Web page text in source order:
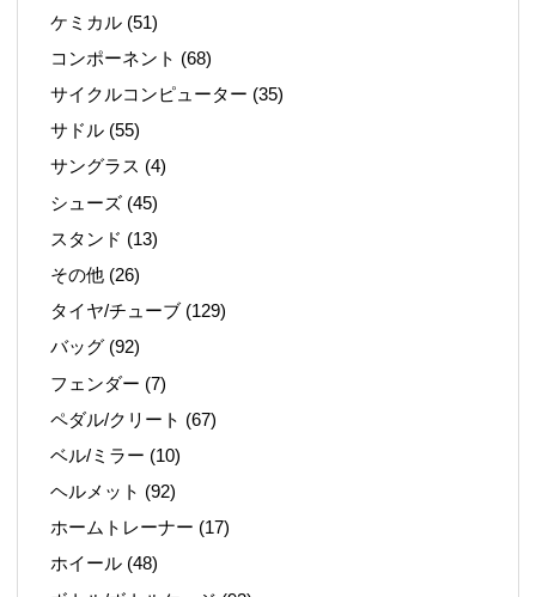
ケミカル (51)
コンポーネント (68)
サイクルコンピューター (35)
サドル (55)
サングラス (4)
シューズ (45)
スタンド (13)
その他 (26)
タイヤ/チューブ (129)
バッグ (92)
フェンダー (7)
ペダル/クリート (67)
ベル/ミラー (10)
ヘルメット (92)
ホームトレーナー (17)
ホイール (48)